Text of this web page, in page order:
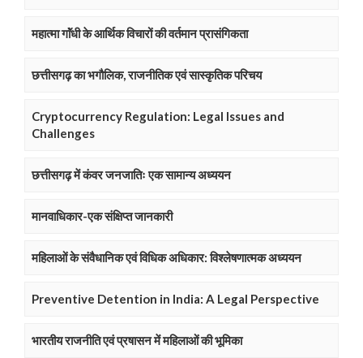
महात्मा गाॅंधी के आर्थिक विचारों की वर्तमान प्रासंगिकता
छत्तीसगढ़ का भगौलिक, राजनीतिक एवं सास्कृतिक परिचय
Cryptocurrency Regulation: Legal Issues and
Challenges
छत्तीसगढ़ में कंवर जनजातिः एक सामान्य अध्ययन
मानवाधिकार-एक संक्षिप्त जानकारी
महिलाओं के संवैधानिक एवं विधिक अधिकार: विश्लेषणात्मक अध्ययन
Preventive Detention in India: A Legal Perspective
भारतीय राजनीति एवं प्रषासन में महिलाओं की भूमिका